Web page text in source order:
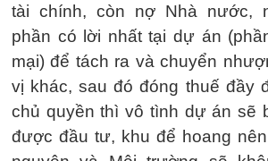
tài chính, còn nợ Nhà nước,
phần có lời nhất tại dự án
mại) để tách ra và chuyển
vị khác, sau đó đóng thuế đầy
chủ quyền thì vô tình dự án sẽ
được đầu tư, khu để hoang